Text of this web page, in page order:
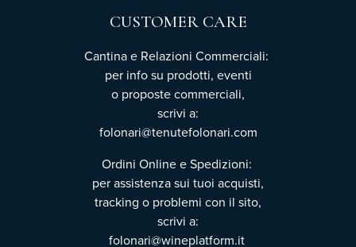
CUSTOMER CARE
Cantina e Relazioni Commerciali:
per info su prodotti, eventi
o proposte commerciali,
scrivi a:
folonari@tenutefolonari.com
Ordini Online e Spedizioni:
per assistenza sui tuoi acquisti,
tracking o problemi con il sito,
scrivi a:
folonari@wineplatform.it